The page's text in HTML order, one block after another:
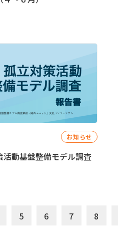
お知らせ
活動基盤整備モデル調査
5 6 7 8